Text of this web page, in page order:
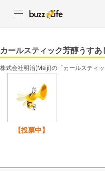
カールスティック芳醇うすあ
株式会社明治(Meiji)の「カールスティ
【投票中】